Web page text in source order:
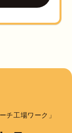
チ工場ワーク」